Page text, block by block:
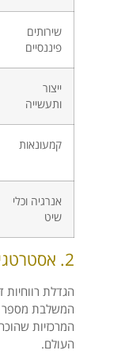
שירותים
פיננסיים
ייצור
ותעשייה
קמעונאות
אנרגיה וכלי
שיט
2. אסטרטגיות מרכזיות להגדלת רווחיות
הגדלת
המשלבת מספר
המרכזיות
העולם.